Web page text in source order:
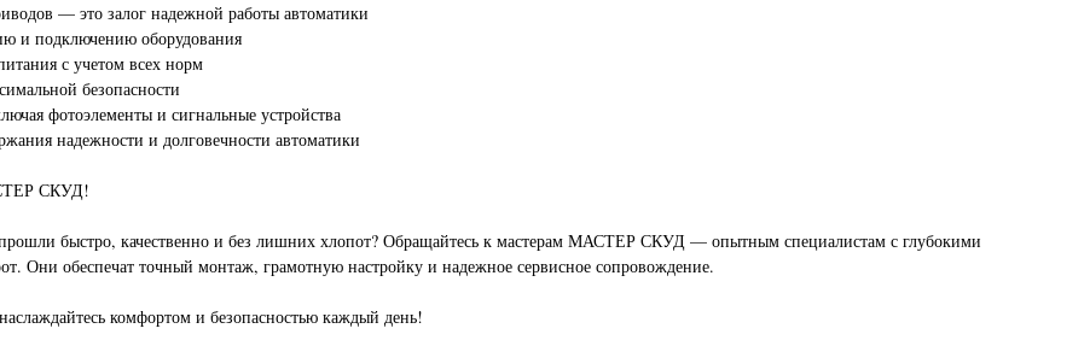
— это залог надежной работы автоматики
и подключению оборудования
с учетом всех норм
безопасности
фотоэлементы и сигнальные устройства
надежности и долговечности автоматики
СКУД!
быстро, качественно и без лишних хлопот? Обращайтесь к мастерам МАСТЕР СКУД — опытным специалистам с глубокими
Они обеспечат точный монтаж, грамотную настройку и надежное сервисное сопровождение.
комфортом и безопасностью каждый день!